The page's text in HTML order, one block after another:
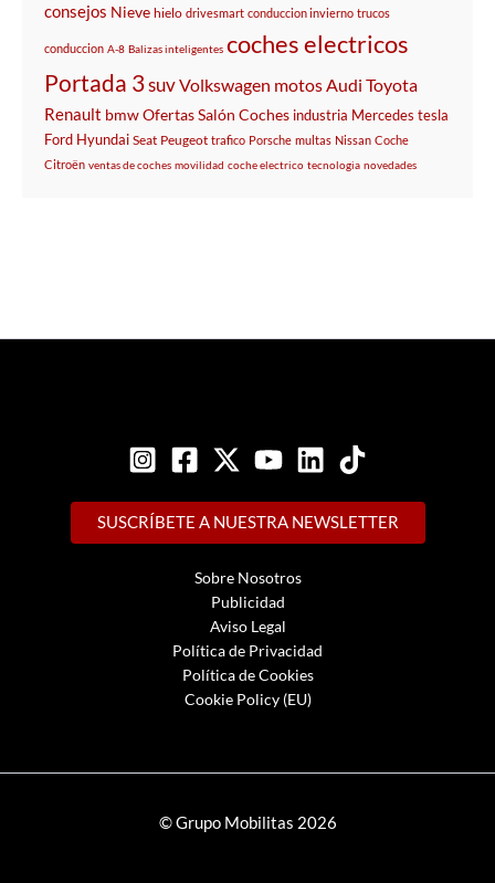
consejos Nieve hielo drivesmart conduccion invierno trucos
conduccion A-8 Balizas inteligentes coches electricos
Portada 3suvVolkswagen motosAudi Toyota
Renault bmwOfertasSalón Coches industria Mercedes tesla
Ford Hyundai Seat Peugeot trafico Porsche multas Nissan Coche
Citroën ventas de coches movilidad coche electrico tecnologia novedades
SUSCRÍBETE A NUESTRA NEWSLETTER
Sobre Nosotros
Publicidad
Aviso Legal
Política de Privacidad
Política de Cookies
Cookie Policy (EU)
© Grupo Mobilitas 2026